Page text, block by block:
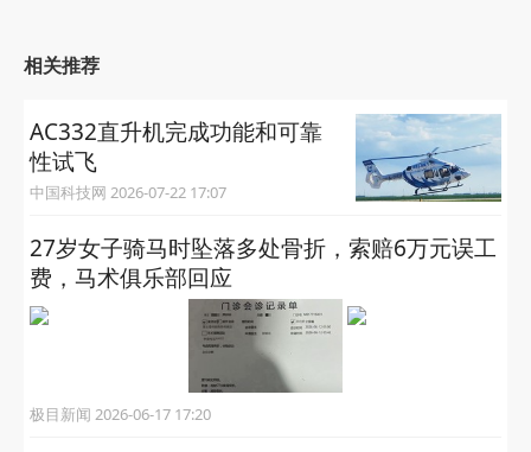
相关推荐
AC332直升机完成功能和可靠
性试飞
中国科技网 2026-07-22 17:07
27岁女子骑马时坠落多处骨折，索赔6万元误工
费，马术俱乐部回应
极目新闻 2026-06-17 17:20